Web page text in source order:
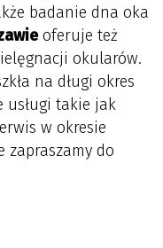
badanie dna oka
oferuje też
okularów.
na długi okres
usługi takie jak
w okresie
zapraszamy do